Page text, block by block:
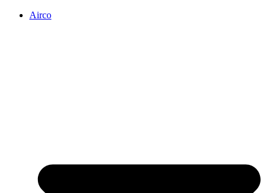
Airco